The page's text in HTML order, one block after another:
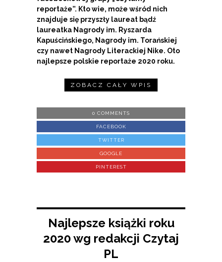
reportaże”. Kto wie, może wśród nich
znajduje się przyszły laureat bądź
laureatka Nagrody im. Ryszarda
Kapuścińskiego, Nagrody im. Torańskiej
czy nawet Nagrody Literackiej Nike. Oto
najlepsze polskie reportaże 2020 roku.
ZOBACZ CAŁY WPIS
0 COMMENTS
FACEBOOK
TWITTER
GOOGLE
PINTEREST
Najlepsze książki roku
2020 wg redakcji Czytaj
PL